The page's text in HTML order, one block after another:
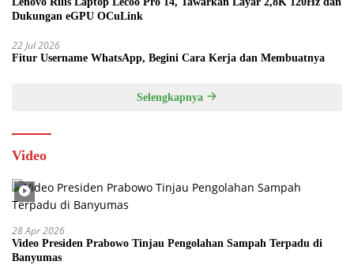
Dukungan eGPU OCuLink
22 Jul 2026
Fitur Username WhatsApp, Begini Cara Kerja dan Membuatnya
Selengkapnya
Video
28 Apr 2026
Video Presiden Prabowo Tinjau Pengolahan Sampah Terpadu di
Banyumas